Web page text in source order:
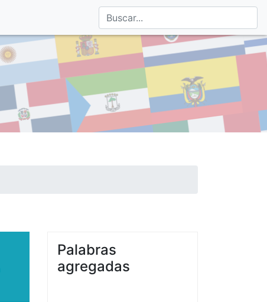
Palabras
agregadas